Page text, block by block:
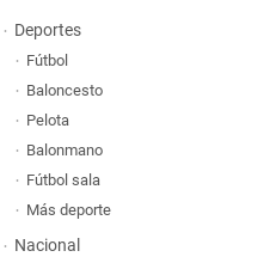
Deportes
Fútbol
Baloncesto
Pelota
Balonmano
Fútbol sala
Más deporte
Nacional